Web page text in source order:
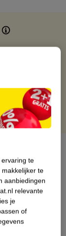
te
te
aanbiedingen
relevante
je
of